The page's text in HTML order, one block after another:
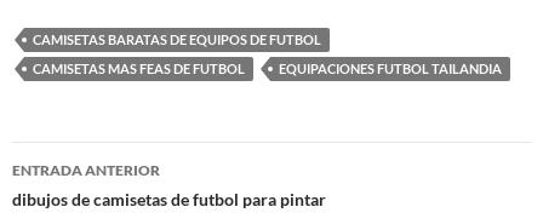
CAMISETAS BARATAS DE EQUIPOS DE FUTBOL
CAMISETAS MAS FEAS DE FUTBOL
EQUIPACIONES FUTBOL TAILANDIA
Navegación
de
ENTRADA ANTERIOR
dibujos de camisetas de futbol para pintar